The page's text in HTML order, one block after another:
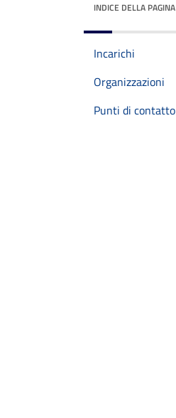
INDICE DELLA PAGINA
Incarichi
Organizzazioni
Punti di contatto